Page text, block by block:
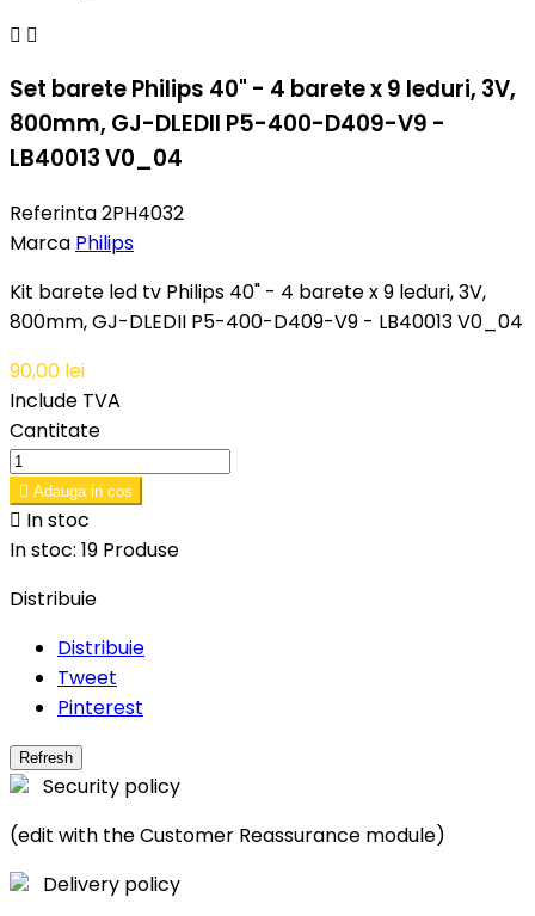
 
Set barete Philips 40" - 4 barete x 9 leduri, 3V,
800mm, GJ-DLEDII P5-400-D409-V9 -
LB40013 V0_04
Referinta2PH4032
Marca Philips
Kit barete led tv Philips 40" - 4 barete x 9 leduri, 3V,
800mm, GJ-DLEDII P5-400-D409-V9 - LB40013 V0_04
90,00 lei
Include TVA
Cantitate
 Adauga in cos
 In stoc
In stoc: 19 Produse
Distribuie
Distribuie
Tweet
Pinterest
Security policy
(edit with the Customer Reassurance module)
Delivery policy